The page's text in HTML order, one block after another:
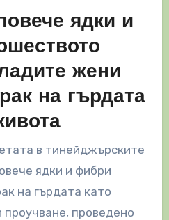
ядки и
жени
на гърдата
ядки и фибри
на гърдата като
проучване, проведено